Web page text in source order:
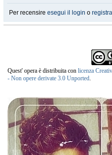
Per recensire esegui il login o
Quest' opera è distribuita con licenza
- Non opere derivate 3.0 Unported.